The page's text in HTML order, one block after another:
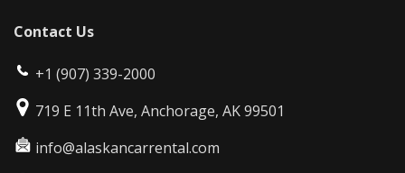
Contact Us
+1 (907) 339-2000
719 E 11th Ave, Anchorage, AK 99501
info@alaskancarrental.com